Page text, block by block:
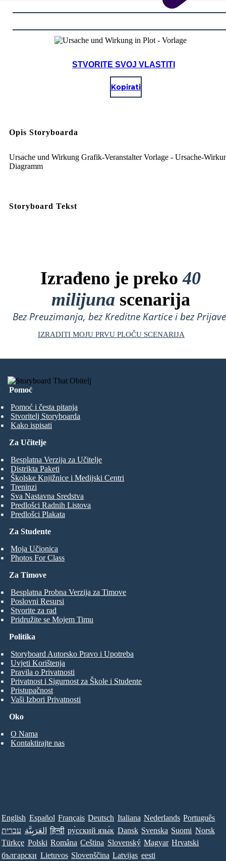
STVORITE SVOJ VLASTITI
Kopirati
Opis Storyboarda
Ursache und Wirkung Grafik-Veranstalter Vorlage - Ursache-
Diagramm
Storyboard Tekst
Izrađeno je preko40
milijuna scenarija
Bez Preuzimanja, bez Kreditne Kartice i bez
IZRADITI MOJU PRVU PLOČU SCENARIJA
Pomoć
Pomoć i česta pitanja
Stvoritelj Storyboarda
Kako ispisati
Za Studente
Moja Učionica
Photos For Class
Za Učitelje
Besplatna Verzija za Učitelje
Distrikta Paketi
Školske Knjižnice i Medijski Centri
Treninzi
Sva Nastavna Sredstva
Predlošci Radnih Listova
Predlošci Plakata
Za Timove
Besplatna Probna Verzija za Timove
Poslovni Resursi
Stvorite za rad
Pridružite se Mojem Timu
Oko
O Nama
Kontaktirajte nas
Politika
Storyboard Autorsko Pravo i Upotreba
Uvjeti Korištenja
Pravila o Privatnosti
Privatnost i Sigurnost za Škole i Studente
Pristupačnost
Vaši Izbori Privatnosti
English Español Français Deutsch Italiana Nederlands Português
עברית العَرَبِيَّة हिन्दी ру́сский язы́к Dansk Svenska Suomi Norsk
Türkçe Polski Româna Ceština Slovenský Magyar Hrvatski
български Lietuvos Slovenščina Latvijas eesti